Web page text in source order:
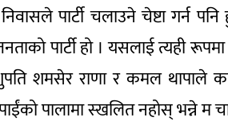
पार्टी चलाउने चेष्टा गर्न पनि
पार्टी हो । यसलाई त्यही
शमसेर राणा र कमल थापाले
पालामा स्खलित नहोस् भन्ने म